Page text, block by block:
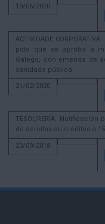
19/06/2020
ACTIVIDADE
polo que se aproba a
Galego, con emenda de
sanidade pública.
21/02/2020
TESOURERÍA.
de dereitos ou créditos a
20/09/2018